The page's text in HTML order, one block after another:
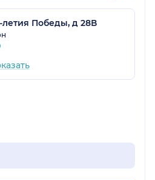
летия Победы, д 28В